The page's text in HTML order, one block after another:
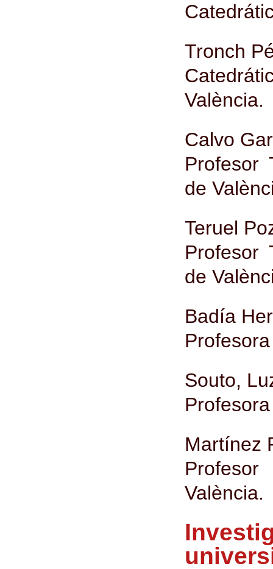
Tronch
València.
Calvo
Profesor
de
Teruel
Profesor
de
Badía
Souto,
Martínez
València.